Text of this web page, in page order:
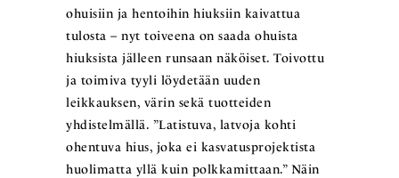
ohuisiin ja hentoihin hiuksiin kaivattua
tulosta – nyt toiveena on saada ohuista
hiuksista jälleen runsaan näköiset. Toivottu
ja toimiva tyyli löydetään uuden
leikkauksen, värin sekä tuotteiden
yhdistelmällä. ”Latistuva, latvoja kohti
ohentuva hius, joka ei kasvatusprojektista
huolimatta yllä kuin polkkamittaan.” Näin